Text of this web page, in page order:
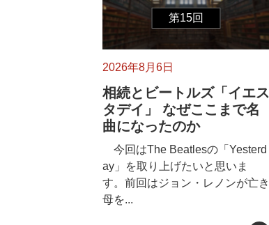
第15回
2026年8月6日
相続とビートルズ「イエス
タデイ」 なぜここまで名
曲になったのか
今回はThe Beatlesの「Yesterd
ay」を取り上げたいと思いま
す。前回はジョン・レノンが亡き
母を...